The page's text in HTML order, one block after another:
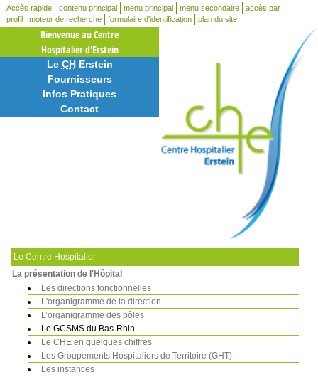
Accès rapide : contenu principal menu principal menu secondaire
accès par
profil
moteur de recherche formulaire d'identification plan du site
Bienvenue au Centre
Hospitalier d'Erstein
Le CHErstein
Fournisseurs
Infos Pratiques
Contact
Le Centre Hospitalier
La présentation de l'Hôpital
Les directions fonctionnelles
L'organigramme de la direction
L’organigramme des pôles
Le GCSMS du Bas-Rhin
Le CHE en quelques chiffres
Les Groupements Hospitaliers de Territoire (GHT)
Les instances